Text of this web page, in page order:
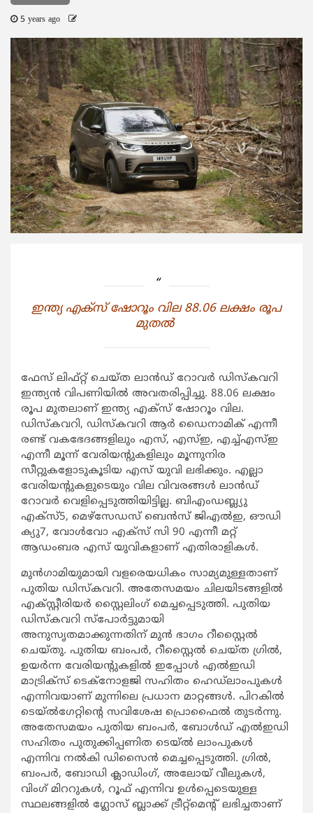
5 years ago
ഇന്ത്യ എക്സ് ഷോറൂം വില 88.06 ലക്ഷം രൂപ
മുതൽ
ഫേസ് ലിഫ്റ്റ് ചെയ്ത ലാൻഡ് റോവർ ഡിസ്കവറി
ഇന്ത്യൻ വിപണിയിൽ അവതരിപ്പിച്ചു. 88.06 ലക്ഷം
രൂപ മുതലാണ് ഇന്ത്യ എക്സ് ഷോറൂം വില.
ഡിസ്കവറി, ഡിസ്കവറി ആർ ഡൈനാമിക് എന്നീ
രണ്ട് വകഭേദങ്ങളിലും എസ്, എസ്ഇ, എച്ച്എസ്ഇ
എന്നീ മൂന്ന് വേരിയന്റുകളിലും മൂന്നുനിര
സീറ്റുകളോടുകൂടിയ എസ് യുവി ലഭിക്കും. എല്ലാ
വേരിയന്റുകളുടെയും വില വിവരങ്ങൾ ലാൻഡ്
റോവർ വെളിപ്പെടുത്തിയിട്ടില്ല. ബിഎംഡബ്ല്യു
എക്സ്5, മെഴ്സേഡസ് ബെൻസ് ജിഎൽഇ, ഔഡി
ക്യു7, വോൾവോ എക്സ് സി 90 എന്നീ മറ്റ്
ആഡംബര എസ് യുവികളാണ് എതിരാളികൾ.
മുൻഗാമിയുമായി വളരെയധികം സാമ്യമുള്ളതാണ്
പുതിയ ഡിസ്കവറി. അതേസമയം ചിലയിടങ്ങളിൽ
എക്സ്റ്റീരിയർ സ്റ്റൈലിംഗ് മെച്ചപ്പെടുത്തി. പുതിയ
ഡിസ്കവറി സ്പോർട്ടുമായി
അനുസൃതമാക്കുന്നതിന് മുൻ ഭാഗം റീസ്റ്റൈൽ
ചെയ്തു. പുതിയ ബംപർ, റീസ്റ്റൈൽ ചെയ്ത ഗ്രിൽ,
ഉയർന്ന വേരിയന്റുകളിൽ ഇപ്പോൾ എൽഇഡി
മാട്രിക്സ് ടെക്നോളജി സഹിതം ഹെഡ്ലാംപുകൾ
എന്നിവയാണ് മുന്നിലെ പ്രധാന മാറ്റങ്ങൾ. പിറകിൽ
ടെയ്ൽഗേറ്റിന്റെ സവിശേഷ പ്രൊഫൈൽ തുടർന്നു.
അതേസമയം പുതിയ ബംപർ, ബോൾഡ് എൽഇഡി
സഹിതം പുതുക്കിപ്പണിത ടെയ്ൽ ലാംപുകൾ
എന്നിവ നൽകി ഡിസൈൻ മെച്ചപ്പെടുത്തി. ഗ്രിൽ,
ബംപർ, ബോഡി ക്ലാഡിംഗ്, അലോയ് വീലുകൾ,
വിംഗ് മിററുകൾ, റൂഫ് എന്നിവ ഉൾപ്പെടെയുള്ള
സ്ഥലങ്ങളിൽ ഗ്ലോസ് ബ്ലാക്ക് ട്രീറ്റ്മെന്റ് ലഭിച്ചതാണ്